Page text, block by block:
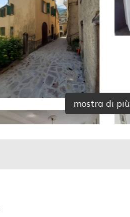
mostra di più